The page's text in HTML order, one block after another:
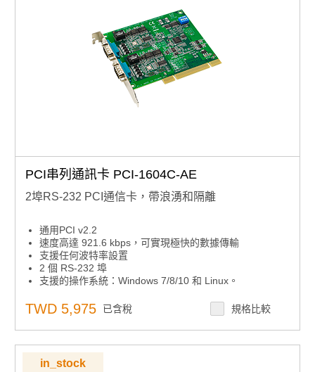
PCI串列通訊卡 PCI-1604C-AE
2埠RS-232 PCI通信卡，帶浪湧和隔離
通用PCI v2.2
速度高達 921.6 kbps，可實現極快的數據傳輸
支援任何波特率設置
2 個 RS-232 埠
支援的操作系統：Windows 7/8/10 和 Linux。
TWD 5,975 已含稅 規格比較
in_stock